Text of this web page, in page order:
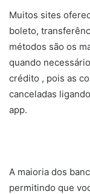
Muitos sites
boleto,
métodos são os
quando
crédito , pois as
canceladas
app.
A maioria dos
permitindo que